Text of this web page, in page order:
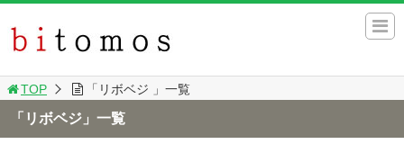
TOP 「リボベジ 」一覧
「リボベジ」一覧